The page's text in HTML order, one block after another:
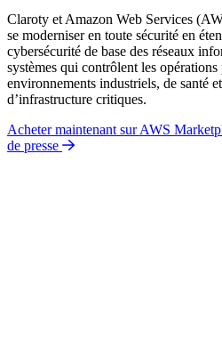
Claroty et Amazon Web Services
se moderniser en toute sécurité en
cybersécurité de base des réseaux
systèmes qui contrôlent les opérations
environnements industriels, de santé
d’infrastructure critiques.
Acheter maintenant sur AWS
de presse